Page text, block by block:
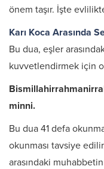
önem taşır. İşte
Karı Koca Arasında
Bu dua, eşler
kuvvetlendirmek için
minni.
Bu dua 41 defa
okunması tavsiye
arasındaki